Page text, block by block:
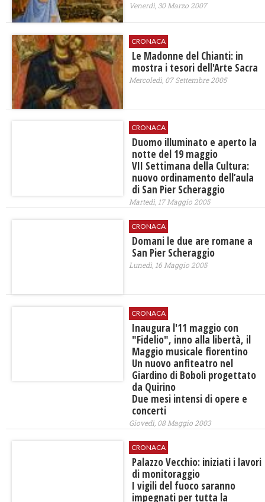
Venerdì, 30 Marzo 2007
CRONACA
Le Madonne del Chianti: in
mostra i tesori dell'Arte Sacra
Mercoledì, 07 Settembre 2005
CRONACA
Duomo illuminato e aperto la
notte del 19 maggio
VII Settimana della Cultura:
nuovo ordinamento dell’aula
di San Pier Scheraggio
Martedì, 17 Maggio 2005
CRONACA
Domani le due are romane a
San Pier Scheraggio
Lunedì, 16 Maggio 2005
CRONACA
Inaugura l'11 maggio con
"Fidelio", inno alla libertà, il
Maggio musicale fiorentino
Un nuovo anfiteatro nel
Giardino di Boboli progettato
da Quirino
Due mesi intensi di opere e
concerti
Giovedì, 08 Maggio 2003
CRONACA
Palazzo Vecchio: iniziati i lavori
di monitoraggio
I vigili del fuoco saranno
impegnati per tutta la